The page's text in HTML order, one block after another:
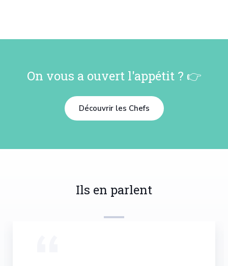
On vous a ouvert l'appétit ? 👉
Découvrir les Chefs
Ils en parlent